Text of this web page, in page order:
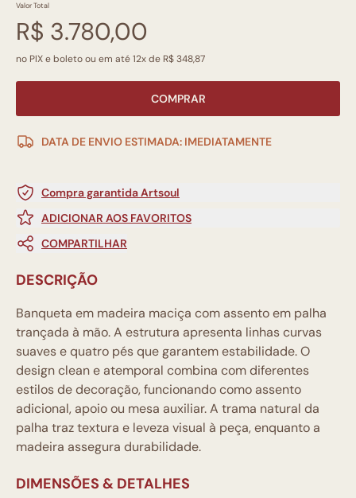
Valor Total
R$ 3.780,00
no PIX e boleto ou em até 12x de R$ 348,87
COMPRAR
DATA DE ENVIO ESTIMADA: IMEDIATAMENTE
Compra garantida Artsoul
ADICIONAR AOS FAVORITOS
COMPARTILHAR
DESCRIÇÃO
Banqueta em madeira maciça com assento em palha
trançada à mão. A estrutura apresenta linhas curvas
suaves e quatro pés que garantem estabilidade. O
design clean e atemporal combina com diferentes
estilos de decoração, funcionando como assento
adicional, apoio ou mesa auxiliar. A trama natural da
palha traz textura e leveza visual à peça, enquanto a
madeira assegura durabilidade.
DIMENSÕES & DETALHES